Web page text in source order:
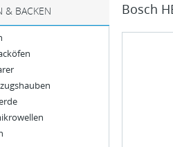
Bosch
& BACKEN